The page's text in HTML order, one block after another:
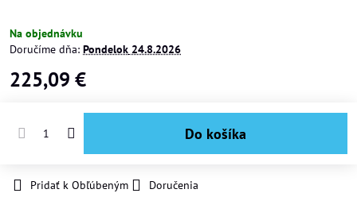
Na objednávku
Doručíme dňa: Pondelok 24.8.2026
225,09 €
Do košíka
Pridať k Obľúbeným
Doručenia